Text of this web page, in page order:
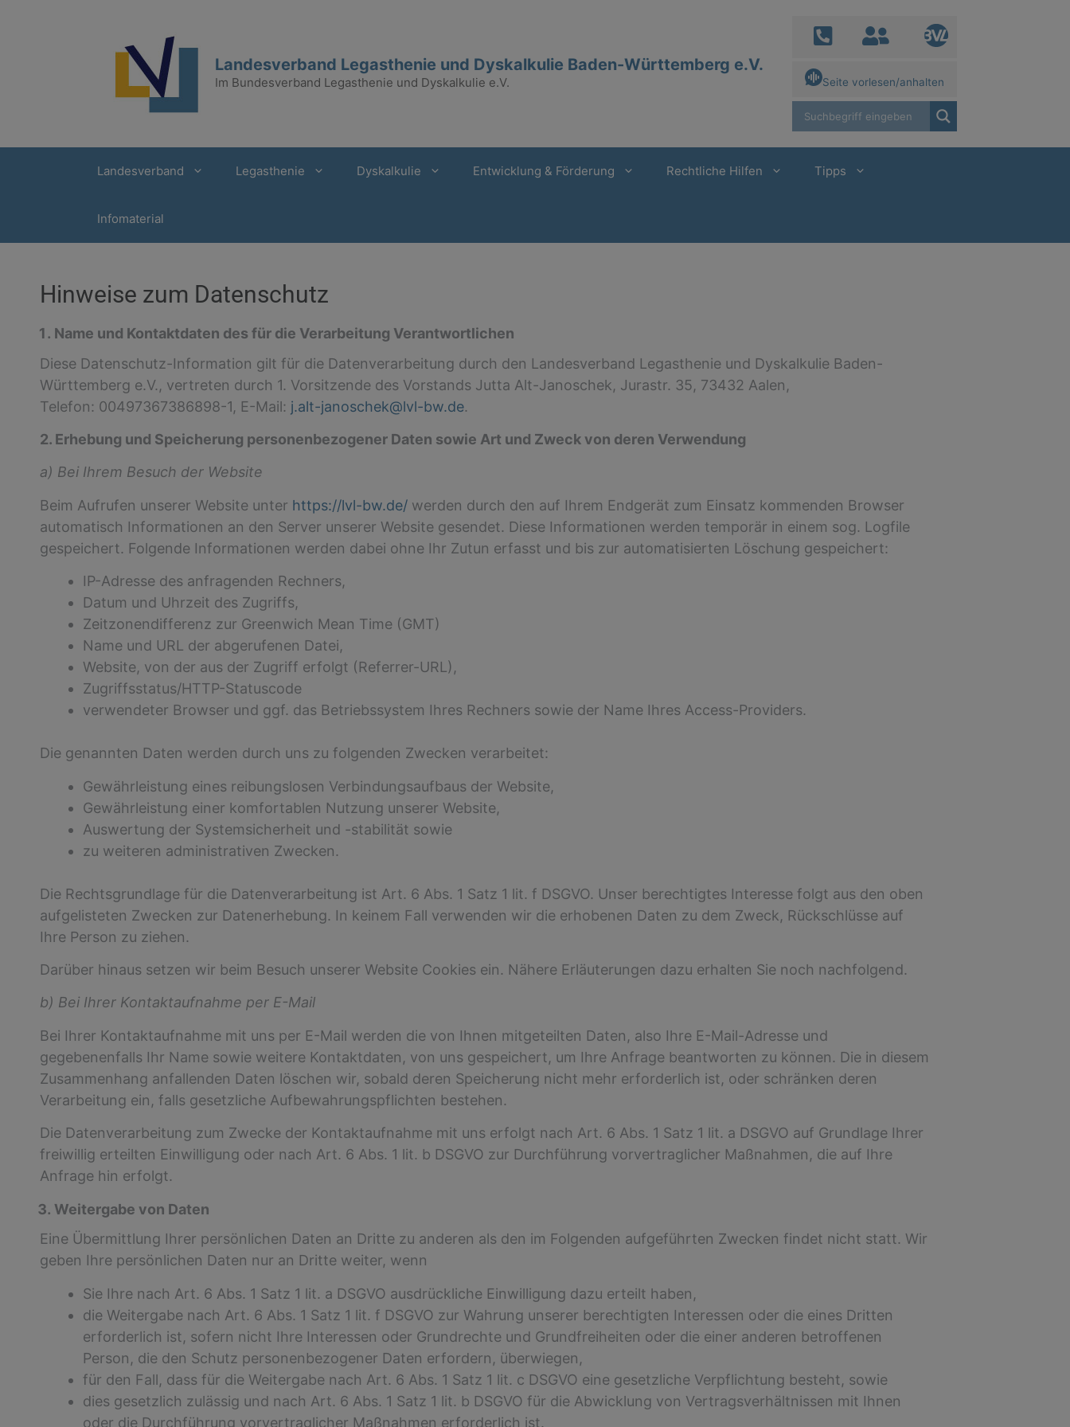
Landesverband Legasthenie und Dyskalkulie Baden-Württemberg e.V.
Im Bundesverband Legasthenie und Dyskalkulie e.V. Seite vorlesen/anhalten
Landesverband Legasthenie Dyskalkulie Entwicklung & Förderung Rechtliche Hilfen Tipps
Infomaterial
Hinweise zum Datenschutz
Name und Kontaktdaten des für die Verarbeitung Verantwortlichen
Diese Datenschutz-Information gilt für die Datenverarbeitung durch den Landesverband Legasthenie und Dyskalkulie Baden-
Württemberg e.V., vertreten durch 1. Vorsitzende des Vorstands Jutta Alt-Janoschek, Jurastr. 35, 73432 Aalen,
Telefon: 00497367386898-1, E-Mail: j.alt-janoschek@lvl-bw.de.
2. Erhebung und Speicherung personenbezogener Daten sowie Art und Zweck von deren Verwendung
a) Bei Ihrem Besuch der Website
Beim Aufrufen unserer Website unter https://lvl-bw.de/ werden durch den auf Ihrem Endgerät zum Einsatz kommenden Browser
automatisch Informationen an den Server unserer Website gesendet. Diese Informationen werden temporär in einem sog. Logfile
gespeichert. Folgende Informationen werden dabei ohne Ihr Zutun erfasst und bis zur automatisierten Löschung gespeichert:
IP-Adresse des anfragenden Rechners,
Datum und Uhrzeit des Zugriffs,
Zeitzonendifferenz zur Greenwich Mean Time (GMT)
Name und URL der abgerufenen Datei,
Website, von der aus der Zugriff erfolgt (Referrer-URL),
Zugriffsstatus/HTTP-Statuscode
verwendeter Browser und ggf. das Betriebssystem Ihres Rechners sowie der Name Ihres Access-Providers.
Die genannten Daten werden durch uns zu folgenden Zwecken verarbeitet:
Gewährleistung eines reibungslosen Verbindungsaufbaus der Website,
Gewährleistung einer komfortablen Nutzung unserer Website,
Auswertung der Systemsicherheit und -stabilität sowie
zu weiteren administrativen Zwecken.
Die Rechtsgrundlage für die Datenverarbeitung ist Art. 6 Abs. 1 Satz 1 lit. f DSGVO. Unser berechtigtes Interesse folgt aus den oben
aufgelisteten Zwecken zur Datenerhebung. In keinem Fall verwenden wir die erhobenen Daten zu dem Zweck, Rückschlüsse auf
Ihre Person zu ziehen.
Darüber hinaus setzen wir beim Besuch unserer Website Cookies ein. Nähere Erläuterungen dazu erhalten Sie noch nachfolgend.
b) Bei Ihrer Kontaktaufnahme per E-Mail
Bei Ihrer Kontaktaufnahme mit uns per E-Mail werden die von Ihnen mitgeteilten Daten, also Ihre E-Mail-Adresse und
gegebenenfalls Ihr Name sowie weitere Kontaktdaten, von uns gespeichert, um Ihre Anfrage beantworten zu können. Die in diesem
Zusammenhang anfallenden Daten löschen wir, sobald deren Speicherung nicht mehr erforderlich ist, oder schränken deren
Verarbeitung ein, falls gesetzliche Aufbewahrungspflichten bestehen.
Die Datenverarbeitung zum Zwecke der Kontaktaufnahme mit uns erfolgt nach Art. 6 Abs. 1 Satz 1 lit. a DSGVO auf Grundlage Ihrer
freiwillig erteilten Einwilligung oder nach Art. 6 Abs. 1 lit. b DSGVO zur Durchführung vorvertraglicher Maßnahmen, die auf Ihre
Anfrage hin erfolgt.
Weitergabe von Daten
Eine Übermittlung Ihrer persönlichen Daten an Dritte zu anderen als den im Folgenden aufgeführten Zwecken findet nicht statt. Wir
geben Ihre persönlichen Daten nur an Dritte weiter, wenn
Sie Ihre nach Art. 6 Abs. 1 Satz 1 lit. a DSGVO ausdrückliche Einwilligung dazu erteilt haben,
die Weitergabe nach Art. 6 Abs. 1 Satz 1 lit. f DSGVO zur Wahrung unserer berechtigten Interessen oder die eines Dritten
erforderlich ist, sofern nicht Ihre Interessen oder Grundrechte und Grundfreiheiten oder die einer anderen betroffenen
Person, die den Schutz personenbezogener Daten erfordern, überwiegen,
für den Fall, dass für die Weitergabe nach Art. 6 Abs. 1 Satz 1 lit. c DSGVO eine gesetzliche Verpflichtung besteht, sowie
dies gesetzlich zulässig und nach Art. 6 Abs. 1 Satz 1 lit. b DSGVO für die Abwicklung von Vertragsverhältnissen mit Ihnen
oder die Durchführung vorvertraglicher Maßnahmen erforderlich ist.